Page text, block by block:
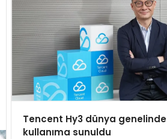
Tencent Hy3 dünya genelinde
kullanıma sunuldu